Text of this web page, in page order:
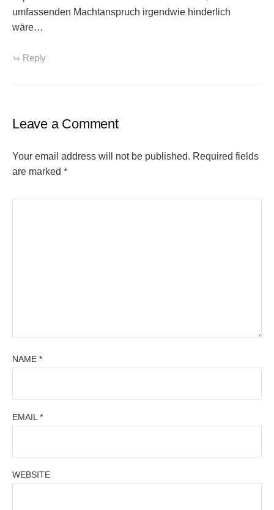
umfassenden Machtanspruch irgendwie hinderlich
wäre…
Reply
Leave a Comment
Your email address will not be published. Required fields
are marked *
NAME *
EMAIL *
WEBSITE